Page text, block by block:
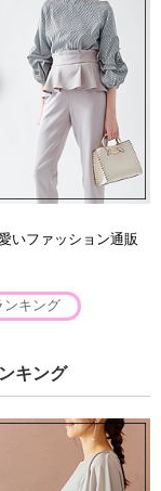
いファッション通販
ンキング
キング